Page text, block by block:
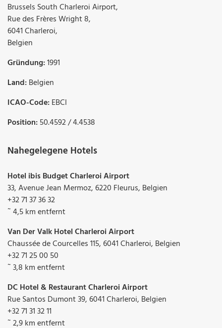
Brussels South Charleroi Airport,
Rue des Frères Wright 8,
6041Charleroi,
Belgien
Gründung:1991
Land:Belgien
ICAO-Code:EBCI
Position:50.4592 / 4.4538
Nahegelegene Hotels
Hotel ibis Budget Charleroi Airport
33, Avenue Jean Mermoz, 6220 Fleurus, Belgien
+32 71 37 36 32
˜ 4,5 km entfernt
Van Der Valk Hotel Charleroi Airport
Chaussée de Courcelles 115, 6041 Charleroi, Belgien
+32 71 25 00 50
˜ 3,8 km entfernt
DC Hotel & Restaurant Charleroi Airport
Rue Santos Dumont 39, 6041 Charleroi, Belgien
+32 71 31 32 11
˜ 2,9 km entfernt